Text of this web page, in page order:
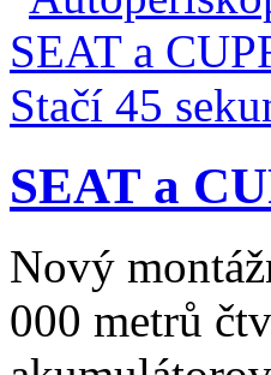
SEAT a
Nový
000 metrů